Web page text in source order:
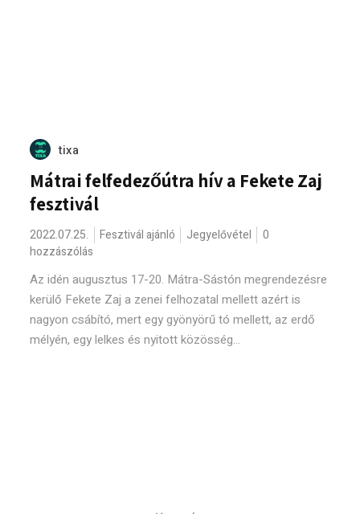
tixa
Mátrai felfedezőútra hív a Fekete Zaj
fesztivál
2022.07.25. Fesztivál ajánló Jegyelővétel
0
hozzászólás
Az idén augusztus 17-20. Mátra-Sástón megrendezésre
kerülő Fekete Zaj a zenei felhozatal mellett azért is
nagyon csábító, mert egy gyönyörű tó mellett, az erdő
mélyén, egy lelkes és nyitott közösség...